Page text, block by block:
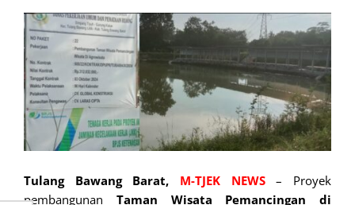
Tulang Bawang Barat, M-TJEK NEWS– Proyek
pembangunan Taman Wisata Pemancingan di